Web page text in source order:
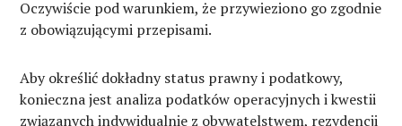
Oczywiście pod warunkiem, że przywieziono go zgodnie
z obowiązującymi przepisami.
Aby określić dokładny status prawny i podatkowy,
konieczna jest analiza podatków operacyjnych i kwestii
związanych indywidualnie z obywatelstwem, rezydencji